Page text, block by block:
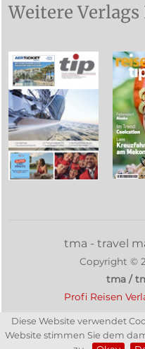
Diese Website verwendet
Website stimmen Sie dem
Weitere
tma - travel
Copyright ©
tma /
Profi Reisen